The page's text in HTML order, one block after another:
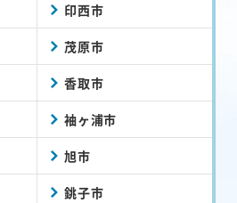
印西市
茂原市
香取市
袖ヶ浦市
旭市
銚子市